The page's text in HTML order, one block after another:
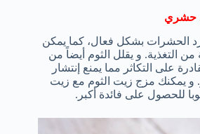
الحشرات بشكل فعال، كما يمكن
من التغذية. و يقلل الثوم أيضاً من
على التكاثر مما يمنع إنتشار
يمكنك مزج زيت الثوم مع زيت
للحصول على فائدة أكبر.